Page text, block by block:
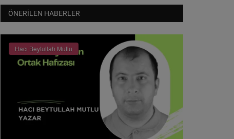
ÖNERILEN HABERLER
Hacı Beytullah Mutlu